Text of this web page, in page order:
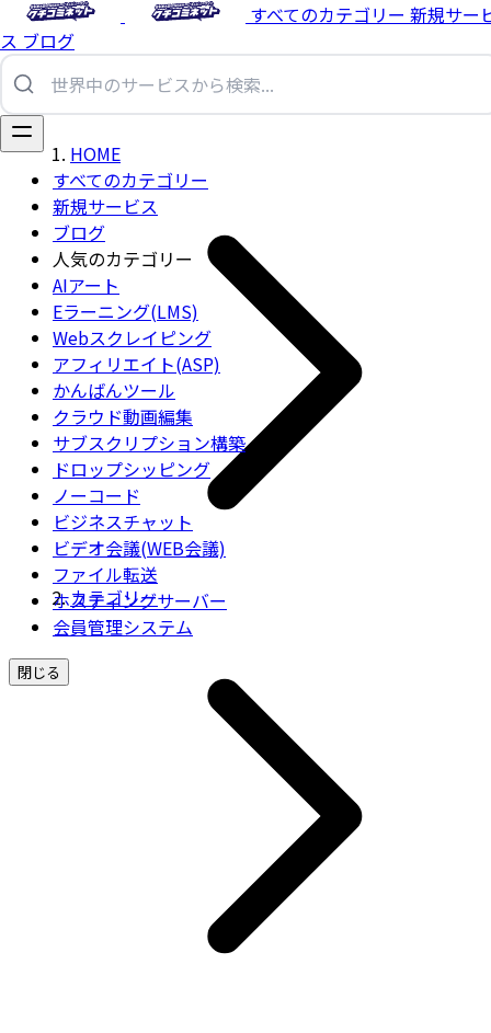
すべてのカテゴリー 新規サー
ス ブログ
すべてのカテゴリー
新規サービス
ブログ
人気のカテゴリー
AIアート
Eラーニング(LMS)
Webスクレイピング
アフィリエイト(ASP)
かんばんツール
クラウド動画編集
サブスクリプション構築
ドロップシッピング
ノーコード
ビジネスチャット
ビデオ会議(WEB会議)
ファイル転送
ホスティングサーバー
会員管理システム
閉じる
HOME
カテゴリー